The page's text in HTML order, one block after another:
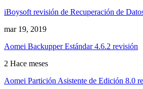
iBoysoft revisión de Recuperación de
mar 19, 2019
Aomei Backupper Estándar 4.6.2 revisión
2 Hace meses
Aomei Partición Asistente de Edición 8.0